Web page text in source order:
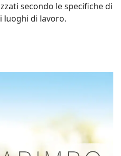
secondo le specifiche di
luoghi di lavoro.